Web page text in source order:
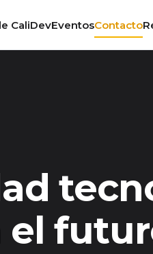
CaliDevEventosContacto
el